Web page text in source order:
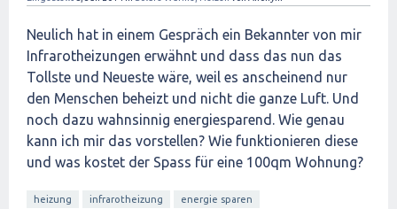
Neulich hat in einem Gespräch ein Bekannter von mir
Infrarotheizungen erwähnt und dass das nun das
Tollste und Neueste wäre, weil es anscheinend nur
den Menschen beheizt und nicht die ganze Luft. Und
noch dazu wahnsinnig energiesparend. Wie genau
kann ich mir das vorstellen? Wie funktionieren diese
und was kostet der Spass für eine 100qm Wohnung?
heizung infrarotheizung energie sparen